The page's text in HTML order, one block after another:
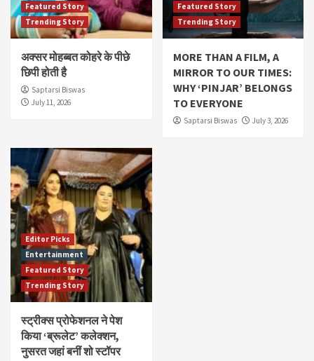
Featured Story
Trending Story
अक्सर मोहब्बत कोहरे के पीछे
छिपी होती है
Saptarsi Biswas
July 11, 2026
Featured Story
Trending Story
MORE THAN A FILM, A
MIRROR TO OUR TIMES:
WHY ‘PINJAR’ BELONGS
TO EVERYONE
Saptarsi Biswas July 3, 2026
Editor Picks
Entertainment
Featured Story
Trending Story
स्ट्रीक्स प्रोफेशनल ने पेश
किया ‘ब्रूलेट’ कलेक्शन,
नुसरत जहां बनीं शो स्टॉपर